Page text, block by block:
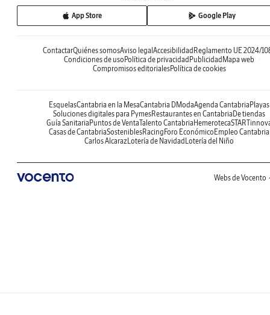
App Store Google Play
ContactarQuiénes somosAviso legal Accesibilidad Reglamento UE 2024/
Condiciones de uso Política de privacidad Publicidad Mapa web
Compromisos editorialesPolítica de cookies
EsquelasCantabria en la MesaCantabria DModaAgenda Cantabria Playas
Soluciones digitales para PymesRestaurantes en Cantabria De tiendas
Guía Sanitaria Puntos de VentaTalento Cantabria Hemeroteca
Casas de CantabriaSosteniblesRacing Foro Económico Empleo Cantabria
Carlos Alcaraz Lotería de Navidad Lotería del Niño
Webs de Vocento